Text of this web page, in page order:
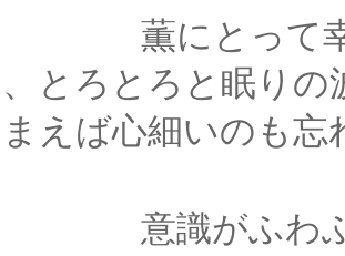
って幸いなの
とろとろと眠り
えば心細いのも忘
ふわふわと